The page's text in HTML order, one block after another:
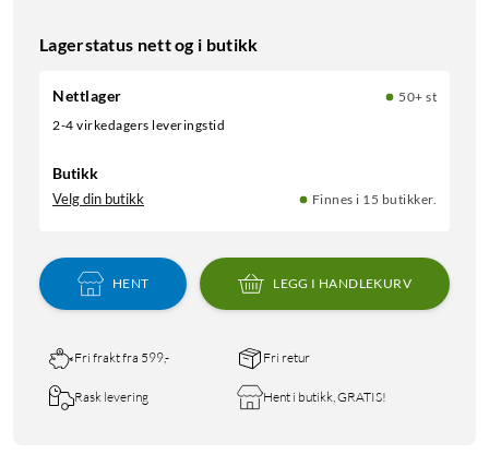
Lagerstatus nett og i butikk
Nettlager
50+ st
2-4 virkedagers leveringstid
Butikk
Velg din butikk Finnes i 15 butikker.
HENT LEGG I HANDLEKURV
Fri frakt fra 599,- Fri retur
Rask levering Hent i butikk, GRATIS!